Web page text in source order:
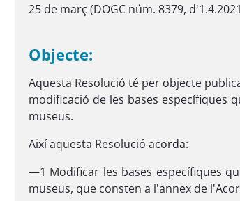
25 de març (DOGC núm. 8379,
Objecte:
Aquesta Resolució té per objecte
modificació de les bases específiques
museus.
Així aquesta Resolució acorda:
—1 Modificar les bases específiques
museus, que consten a l'annex de